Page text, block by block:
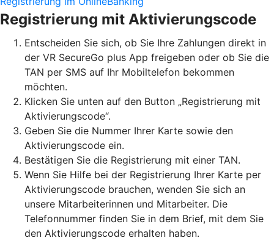
Registrierung mit Aktivierungscode
Entscheiden Sie sich, ob Sie Ihre Zahlungen direkt in
der VR SecureGo plus App freigeben oder ob Sie die
TAN per SMS auf Ihr Mobiltelefon bekommen
möchten.
Klicken Sie unten auf den Button „Registrierung mit
Aktivierungscode“.
Geben Sie die Nummer Ihrer Karte sowie den
Aktivierungscode ein.
Bestätigen Sie die Registrierung mit einer TAN.
Wenn Sie Hilfe bei der Registrierung Ihrer Karte per
Aktivierungscode brauchen, wenden Sie sich an
unsere Mitarbeiterinnen und Mitarbeiter. Die
Telefonnummer finden Sie in dem Brief, mit dem Sie
den Aktivierungscode erhalten haben.